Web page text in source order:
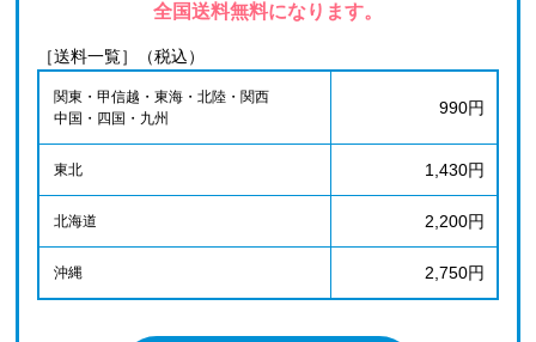
全国送料無料になります。
［送料一覧］（税込）
関東・甲信越・東海・北陸・関西
中国・四国・九州
990円
東北 1,430円
北海道 2,200円
沖縄 2,750円